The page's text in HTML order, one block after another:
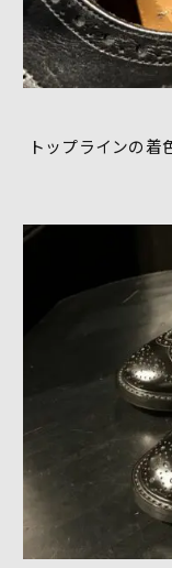
トップラインの着